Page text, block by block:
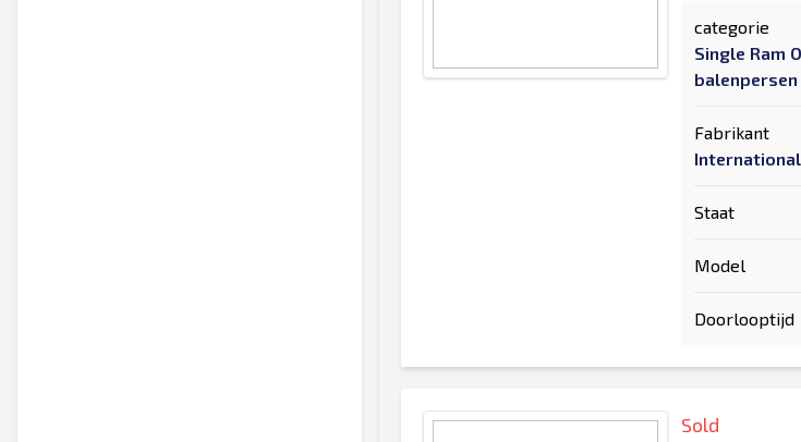
categorie
Single Ram
balenpersen
Fabrikant
Staat
Model
Doorlooptijd
Sold